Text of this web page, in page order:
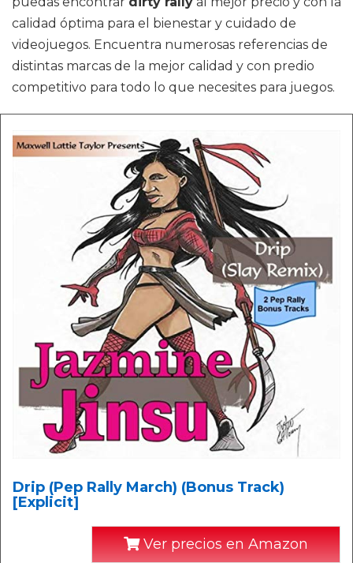
calidad óptima para el bienestar y cuidado de
videojuegos. Encuentra numerosas referencias de
distintas marcas de la mejor calidad y con predio
competitivo para todo lo que necesites para juegos.
Drip (Pep Rally March) (Bonus Track)
[Explicit]
Ver precios en Amazon